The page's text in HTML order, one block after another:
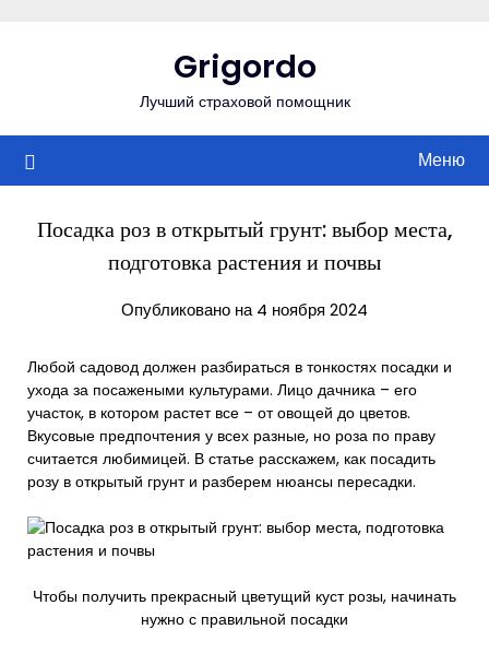
Grigordo
Лучший страховой помощник
Меню
Посадка роз в открытый грунт: выбор места,
подготовка растения и почвы
Опубликовано на 4 ноября 2024
Любой садовод должен разбираться в тонкостях посадки и
ухода за посажеными культурами. Лицо дачника – его
участок, в котором растет все – от овощей до цветов.
Вкусовые предпочтения у всех разные, но роза по праву
считается любимицей. В статье расскажем, как посадить
розу в открытый грунт и разберем нюансы пересадки.
Чтобы получить прекрасный цветущий куст розы, начинать
нужно с правильной посадки